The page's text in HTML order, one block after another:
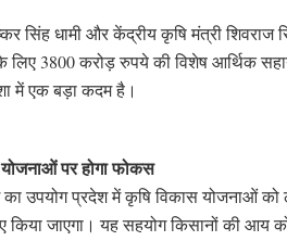
सिंह धामी और केंद्रीय कृषि मंत्री
लिए 3800 करोड़ रुपये की विशेष आर्थिक
में एक बड़ा कदम है।
पर होगा फोकस
का उपयोग प्रदेश में कृषि विकास योजनाओं
जाएगा। यह सहयोग किसानों की आय